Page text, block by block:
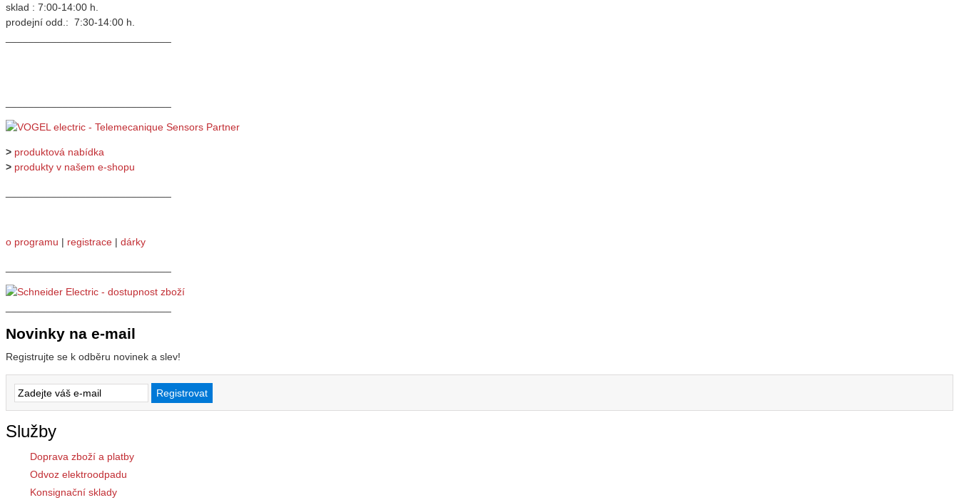
sklad : 7:00-14:00 h.
prodejní odd.: 7:30-14:00 h.
> produktová nabídka
> produkty v našem e-shopu
o programu | registrace | dárky
Novinky na e-mail
Registrujte se k odběru novinek a slev!
Služby
Doprava zboží a platby
Odvoz elektroodpadu
Konsignační sklady